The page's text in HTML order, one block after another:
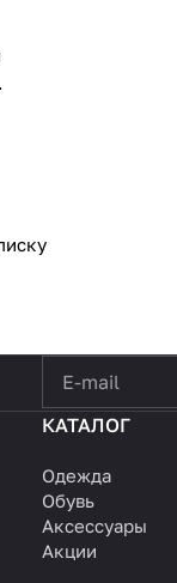
КАТАЛОГ
Одежда
Обувь
Аксессуары
Акции